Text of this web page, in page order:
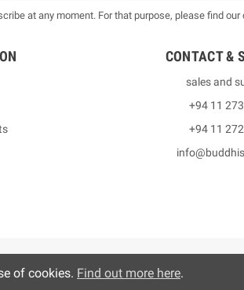
at any moment. For that purpose, please find
CONTACT &
sales and
+94 11
+94 11
of cookies. Find out more here.